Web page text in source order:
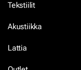
Tekstiilit
Akustiikka
Lattia